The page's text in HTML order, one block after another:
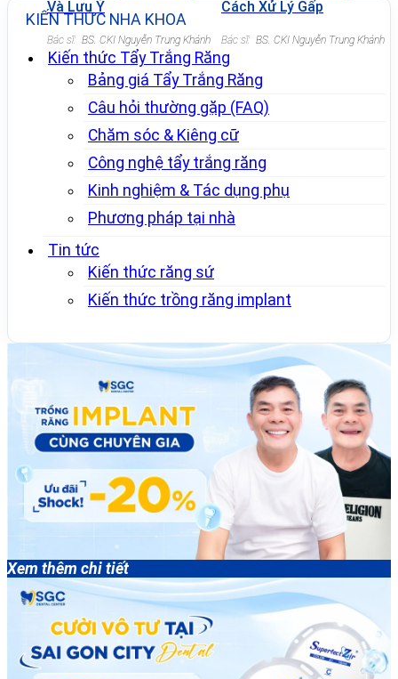
Và Lưu Ý
Bác sĩ: BS. CKI Nguyễn Trung Khánh
Cách Xử Lý Gấp
Bác sĩ: BS. CKI Nguyễn Trung Khánh
KIẾN THỨC NHA KHOA
Kiến thức Tẩy Trắng Răng
Bảng giá Tẩy Trắng Răng
Câu hỏi thường gặp (FAQ)
Chăm sóc & Kiêng cữ
Công nghệ tẩy trắng răng
Kinh nghiệm & Tác dụng phụ
Phương pháp tại nhà
Tin tức
Kiến thức răng sứ
Kiến thức trồng răng implant
Xem thêm chi tiết